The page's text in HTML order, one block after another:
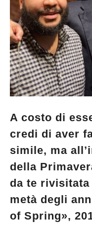
A costo di
credi di aver
simile, ma
della
da te
metà degli
of Spring»,